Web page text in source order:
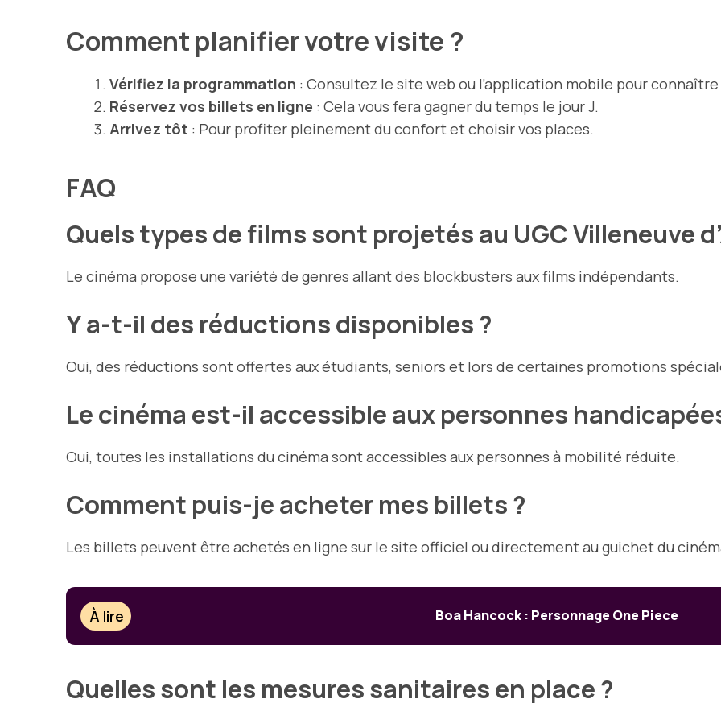
Comment planifier votre visite ?
Vérifiez la programmation : Consultez le site web ou l’application mobile pour
Réservez vos billets en ligne : Cela vous fera gagner du temps le jour J.
Arrivez tôt : Pour profiter pleinement du confort et choisir vos places.
FAQ
Quels types de films sont projetés au UGC Villeneuve
Le cinéma propose une variété de genres allant des blockbusters aux films indépendants.
Y a-t-il des réductions disponibles ?
Oui, des réductions sont offertes aux étudiants, seniors et lors de certaines promotions
Le cinéma est-il accessible aux personnes
Oui, toutes les installations du cinéma sont accessibles aux personnes à mobilité réduite.
Comment puis-je acheter mes billets ?
Les billets peuvent être achetés en ligne sur le site officiel ou directement au guichet du
À lire Boa Hancock : Personnage One Piece
Quelles sont les mesures sanitaires en place ?